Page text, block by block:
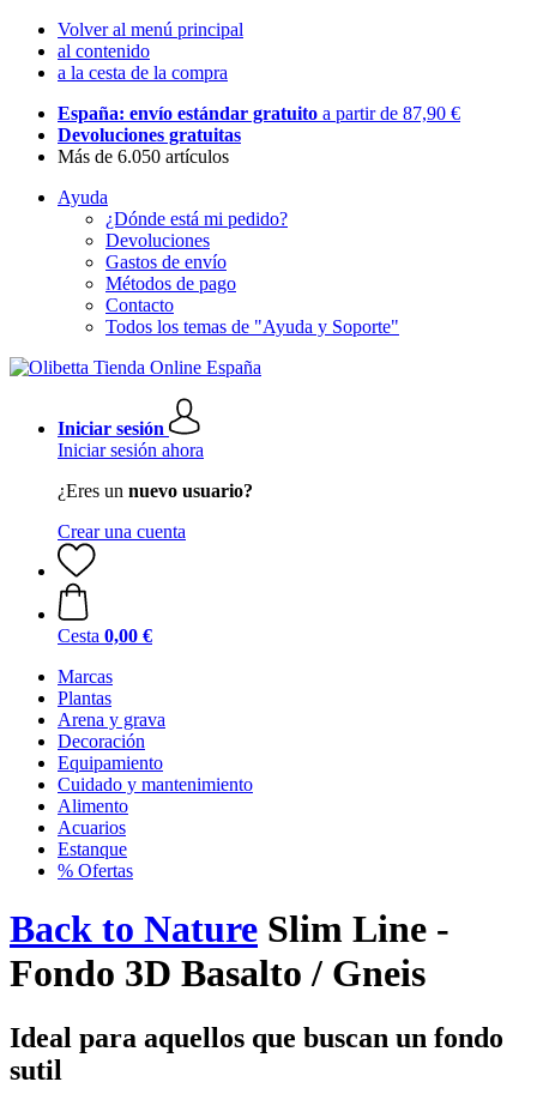
Volver al menú principal
al contenido
a la cesta de la compra
España: envío estándar gratuito a partir de 87,90 €
Devoluciones gratuitas
Más de 6.050 artículos
Ayuda
¿Dónde está mi pedido?
Devoluciones
Gastos de envío
Métodos de pago
Contacto
Todos los temas de "Ayuda y Soporte"
Iniciar sesión
Iniciar sesión ahora
¿Eres un nuevo usuario?
Crear una cuenta
Cesta 0,00 €
Marcas
Plantas
Arena y grava
Decoración
Equipamiento
Cuidado y mantenimiento
Alimento
Acuarios
Estanque
% Ofertas
Back to Nature Slim Line -
Fondo 3D Basalto / Gneis
Ideal para aquellos que buscan un fondo
sutil